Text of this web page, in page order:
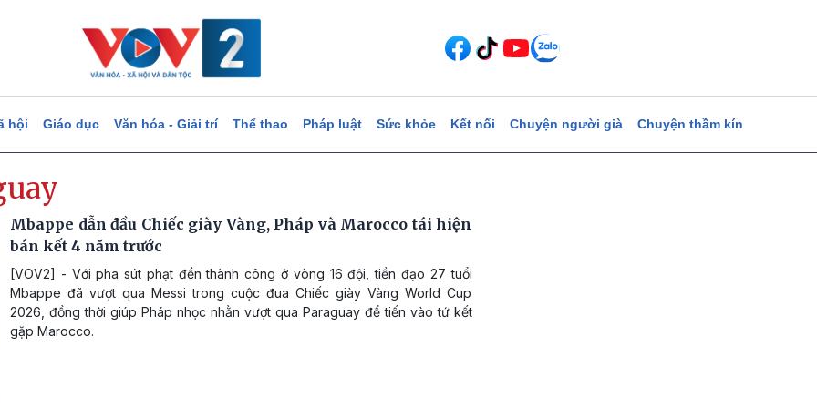
hội Giáo dục Văn hóa - Giải trí Thể thao Pháp luật Sức khỏe Kết nối Chuyện người già Chuyện thầm kín
Mbappe dẫn đầu Chiếc giày Vàng, Pháp và Marocco tái hiện
bán kết 4 năm trước
[VOV2] - Với pha sút phạt đền thành công ở vòng 16 đội, tiền đạo 27 tuổi
Mbappe đã vượt qua Messi trong cuộc đua Chiếc giày Vàng World Cup
2026, đồng thời giúp Pháp nhọc nhằn vượt qua Paraguay để tiến vào tứ kết
gặp Marocco.